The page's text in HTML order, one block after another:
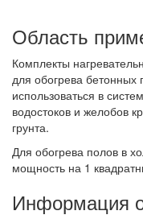
Область
Комплекты
для обогрева бетонных
использоваться в
водостоков и желобов
грунта.
Для обогрева полов в
мощность на 1
Информация